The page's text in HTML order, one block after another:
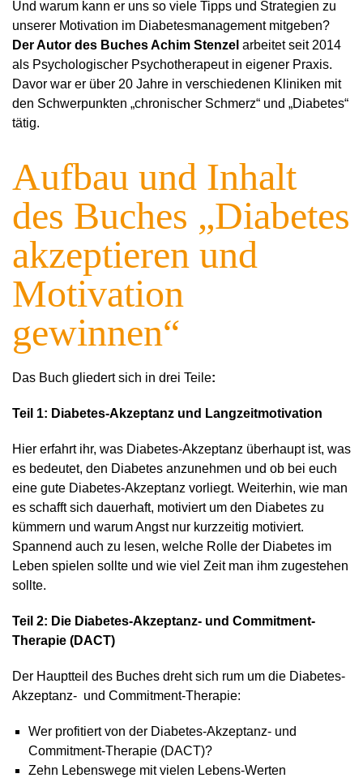
Und warum kann er uns so viele Tipps und Strategien zu
unserer Motivation im Diabetesmanagement mitgeben?
Der Autor des Buches Achim Stenzel arbeitet seit 2014
als Psychologischer Psychotherapeut in eigener Praxis.
Davor war er über 20 Jahre in verschiedenen Kliniken mit
den Schwerpunkten „chronischer Schmerz“ und „Diabetes“
tätig.
Aufbau und Inhalt
des Buches „Diabetes
akzeptieren und
Motivation
gewinnen“
Das Buch gliedert sich in drei Teile:
Teil 1: Diabetes-Akzeptanz und Langzeitmotivation
Hier erfahrt ihr, was Diabetes-Akzeptanz überhaupt ist, was
es bedeutet, den Diabetes anzunehmen und ob bei euch
eine gute Diabetes-Akzeptanz vorliegt. Weiterhin, wie man
es schafft sich dauerhaft, motiviert um den Diabetes zu
kümmern und warum Angst nur kurzzeitig motiviert.
Spannend auch zu lesen, welche Rolle der Diabetes im
Leben spielen sollte und wie viel Zeit man ihm zugestehen
sollte.
Teil 2: Die Diabetes-Akzeptanz- und Commitment-
Therapie (DACT)
Der Hauptteil des Buches dreht sich rum um die Diabetes-
Akzeptanz- und Commitment-Therapie:
Wer profitiert von der Diabetes-Akzeptanz- und
Commitment-Therapie (DACT)?
Zehn Lebenswege mit vielen Lebens-Werten